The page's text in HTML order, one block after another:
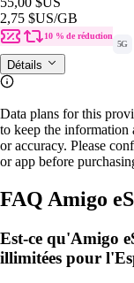
2,75 $US/GB
10 % de réduction
5G
Détails
Data plans for this
to keep the information
or accuracy. Please
or app before
FAQ Amigo
Est-ce qu'Amigo
illimitées pour